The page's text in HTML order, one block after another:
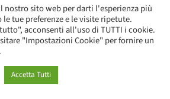
Cookie Policy–Privacy Policy- P.IVA
0362610964
InstagramLinkedIn
nostro sito web per darti l'esperienza più
tue preferenze e le visite ripetute.
acconsenti all'uso di TUTTI i cookie.
"Impostazioni Cookie" per fornire un
Accetta Tutti